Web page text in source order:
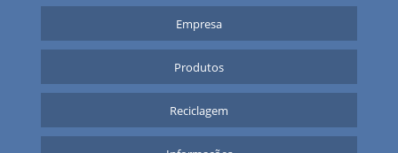
Empresa
Produtos
Reciclagem